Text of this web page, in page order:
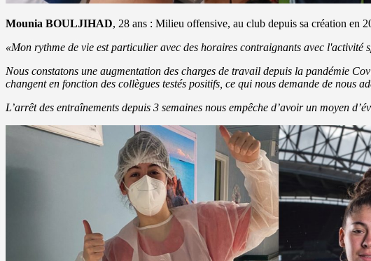
Mounia BOULJIHAD, 28 ans : Milieu offensive, au club depuis sa création en
«Mon rythme de vie est particulier avec des horaires contraignants avec
Nous constatons une augmentation des charges de travail depuis la pandémie
changent en fonction des collègues testés positifs, ce qui nous demande de nous
L’arrêt des entraînements depuis 3 semaines nous empêche d’avoir un moyen